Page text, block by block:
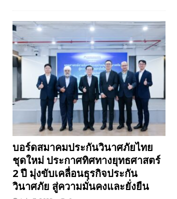
บอร์ดสมาคมประกันวินาศภัยไทย
ชุดใหม่ ประกาศทิศทางยุทธศาสตร์
2 ปี มุ่งขับเคลื่อนธุรกิจประกัน
วินาศภัย สู่ความมั่นคงและยั่งยืน